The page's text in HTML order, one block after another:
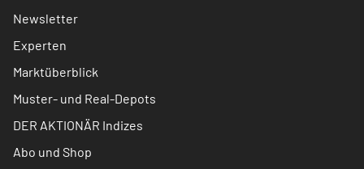
Newsletter
Experten
Marktüberblick
Muster- und Real-Depots
DER AKTIONÄR Indizes
Abo und Shop